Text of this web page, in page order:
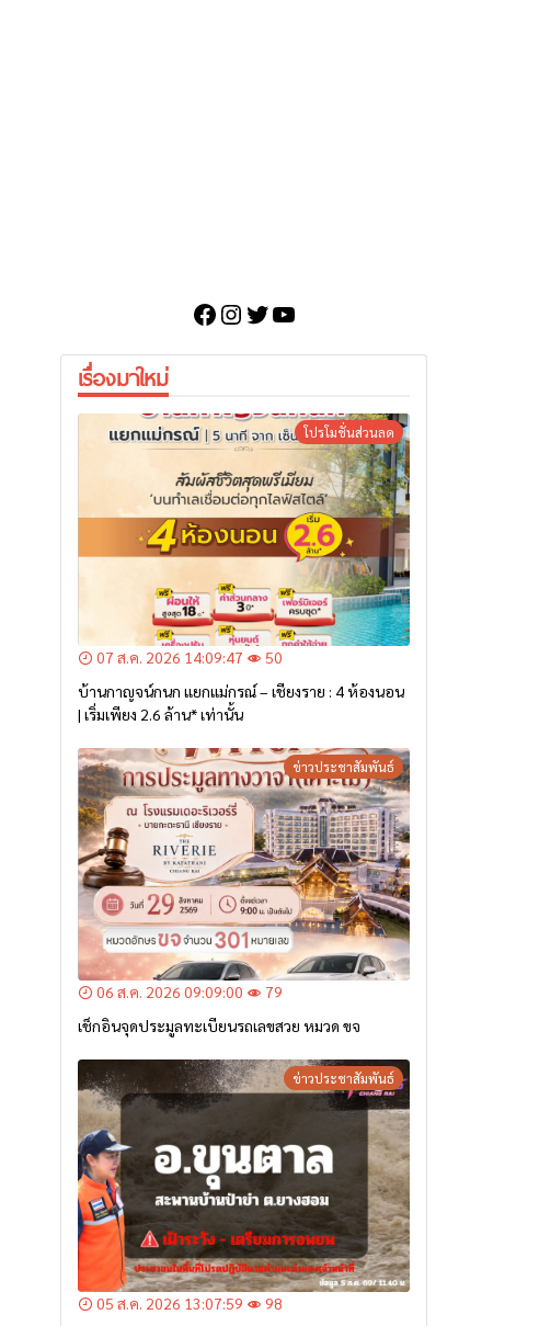
Facebook
Instagram
Twitter
YouTube
เรื่องมาใหม่
โปรโมชั่นส่วนลด
07 ส.ค. 2026 14:09:47
50
บ้านกาญจน์กนก แยกแม่กรณ์ – เชียงราย : 4 ห้องนอน
| เริ่มเพียง 2.6 ล้าน* เท่านั้น
ข่าวประชาสัมพันธ์
06 ส.ค. 2026 09:09:00
79
เช็กอินจุดประมูลทะเบียนรถเลขสวย หมวด ขจ
ข่าวประชาสัมพันธ์
05 ส.ค. 2026 13:07:59
98